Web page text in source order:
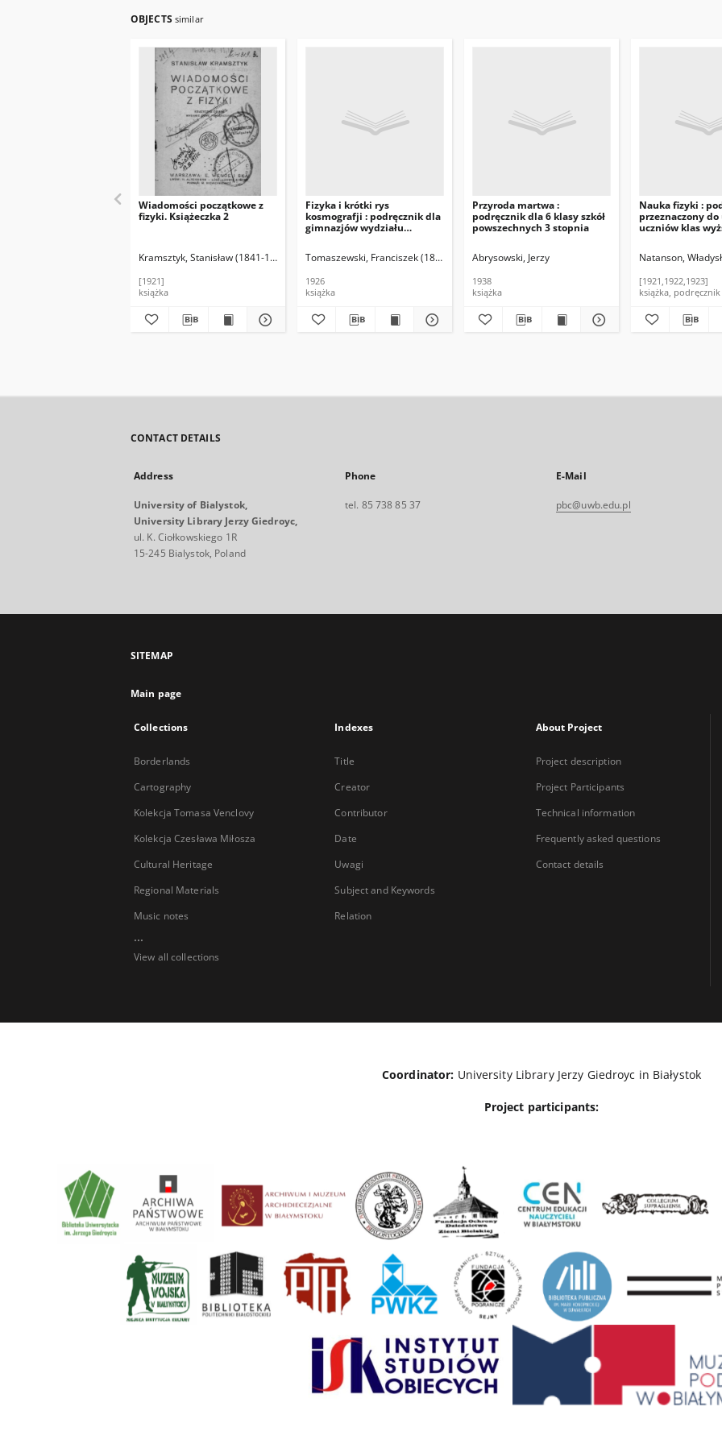
OBJECTS similar
Wiadomości początkowe z
fizyki. Książeczka 2
Kramsztyk, Stanisław (1841-1906)
[1921]
książka
Fizyka i krótki rys
kosmografji : podręcznik dla
gimnazjów wydziału
Tomaszewski, Franciszek (1852-1912) Kawecki, Antoni Medard. Czajkowski, Karol. Oprac.
1926
książka
Przyroda martwa :
podręcznik dla 6 klasy szkół
powszechnych 3 stopnia
Abrysowski, Jerzy
1938
książka
Nauka fizyki :
przeznaczony
uczniów klas
Natanson,
[1921,1922,1923]
książka, podręcznik
CONTACT DETAILS
Address
University of Bialystok,
University Library Jerzy Giedroyc,
ul. K. Ciołkowskiego 1R
15-245 Bialystok, Poland
Phone
tel. 85 738 85 37
E-Mail
pbc@uwb.edu.pl
SITEMAP
Main page
Collections
Borderlands
Cartography
Kolekcja Tomasa Venclovy
Kolekcja Czesława Miłosza
Cultural Heritage
Regional Materials
Music notes
...
View all collections
Indexes
Title
Creator
Contributor
Date
Uwagi
Subject and Keywords
Relation
About Project
Project description
Project Participants
Technical information
Frequently asked questions
Contact details
Coordinator: University Library Jerzy Giedroyc in Białystok
Project participants: